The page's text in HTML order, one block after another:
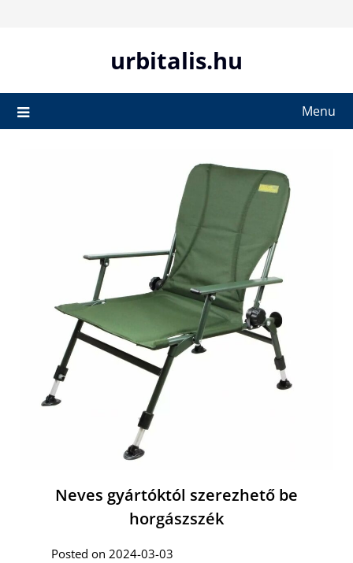
urbitalis.hu
Menu
Neves gyártóktól szerezhető be
horgászszék
Posted on 2024-03-03